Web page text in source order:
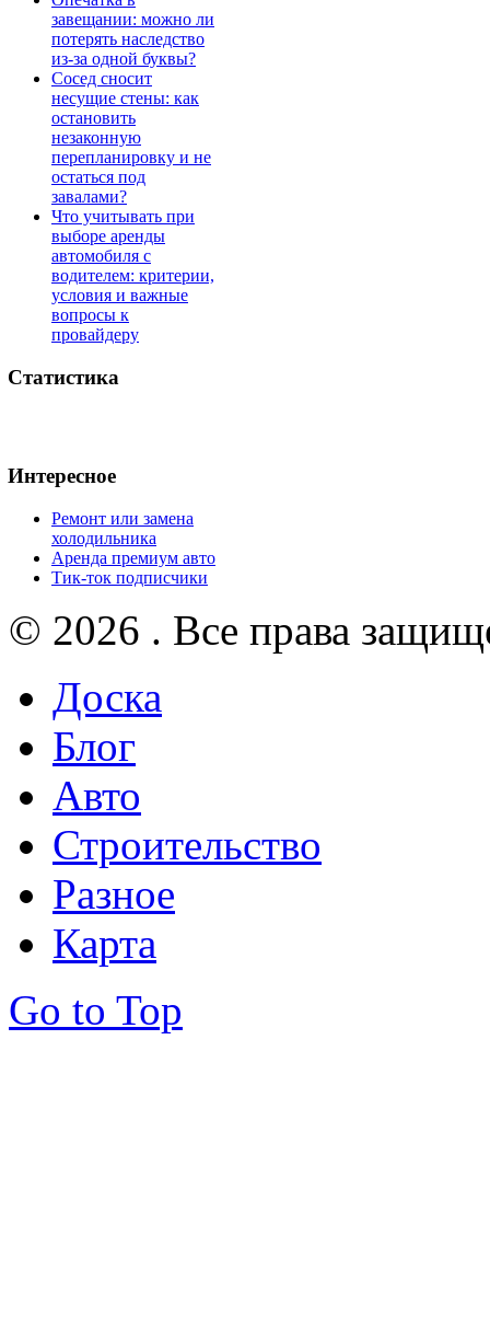
завещании: можно ли
потерять наследство
из-за одной буквы?
Сосед сносит
несущие стены: как
остановить
незаконную
перепланировку и не
остаться под
завалами?
Что учитывать при
выборе аренды
автомобиля с
водителем: критерии,
условия и важные
вопросы к
провайдеру
Статистика
Интересное
Ремонт или замена
холодильника
Аренда премиум авто
Тик-ток подписчики
© 2026 . Все права
Доска
Блог
Авто
Строительство
Разное
Карта
Go to Top